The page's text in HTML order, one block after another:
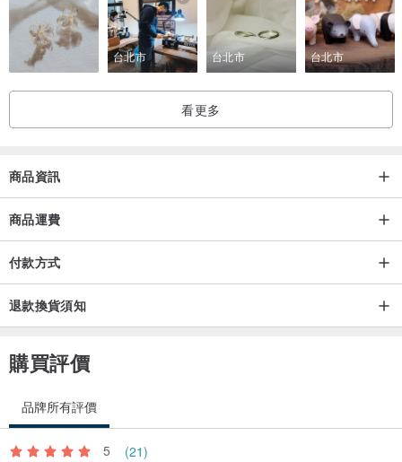
大小差異，皆已通過品檢，並在可接受範圍內，敬請見諒。
※ 對於鍍膜等材質可能引起的過敏反應，若您有所顧慮，建議暫緩購
買。
悉。此外，無論是五金或珍珠，建議您使用後以軟布輕拭，並收納於
間。
台北市 台北市 台北市
看更多
商品資訊
商品運費
付款方式
退款換貨須知
購買評價
品牌所有評價
5 (21)